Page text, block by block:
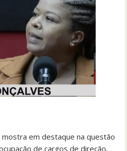
mostra em destaque na questão
de cargos de direção,